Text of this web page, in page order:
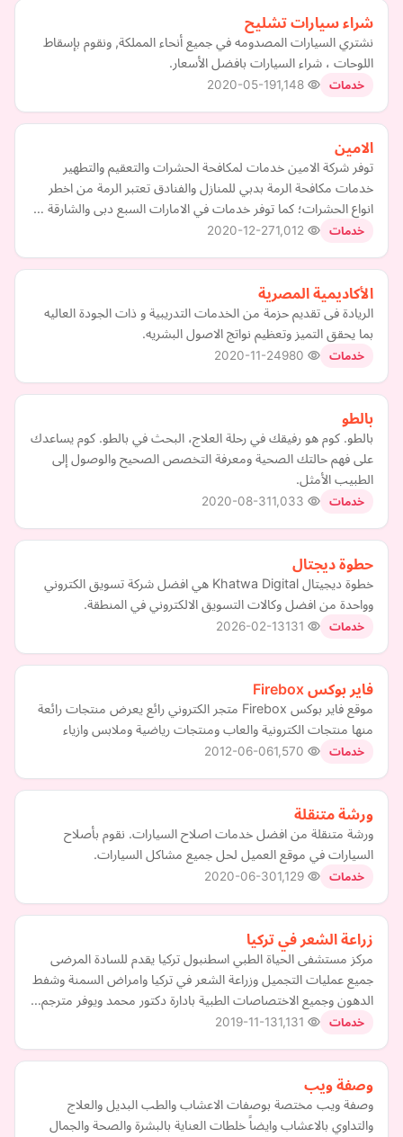
شراء سيارات تشليح
نشتري السيارات المصدومه في جميع أنحاء المملكة, ونقوم بإسقاط
اللوحات ، شراء السيارات بافضل الأسعار.
خدمات 2020-05-19
الامين
توفر شركة الامين خدمات لمكافحة الحشرات والتعقيم والتطهير
خدمات مكافحة الرمة بدبي للمنازل والفنادق تعتبر الرمة من اخطر
انواع الحشرات؛ كما توفر خدمات في الامارات السبع دبى والشارقة …
خدمات 2020-12-27
الأكاديمية المصرية
الريادة فى تقديم حزمة من الخدمات التدريبية و ذات الجودة العاليه
بما يحقق التميز وتعظيم نواتج الاصول البشريه.
خدمات 2020-11-24
بالطو
بالطو. كوم هو رفيقك في رحلة العلاج، البحث في بالطو. كوم يساعدك
على فهم حالتك الصحية ومعرفة التخصص الصحيح والوصول إلى
الطبيب الأمثل.
خدمات 2020-08-31
حطوة ديجتال
خطوة ديجيتال Khatwa Digital هي افضل شركة تسويق الكتروني
وواحدة من افضل وكالات التسويق الالكتروني في المنطقة.
خدمات 2026-02-13
فاير بوكس Firebox
موقع فاير بوكس Firebox متجر الكتروني رائع يعرض منتجات رائعة
منها منتجات الكترونية والعاب ومنتجات رياضية وملابس وازياء
خدمات 2012-06-06
ورشة متنقلة
ورشة متنقلة من افضل خدمات اصلاح السيارات. نقوم بأصلاح
السيارات في موقع العميل لحل جميع مشاكل السيارات.
خدمات 2020-06-30
زراعة الشعر في تركيا
مركز مستشفى الحياة الطبي اسطنبول تركيا يقدم للسادة المرضى
جميع عمليات التجميل وزراعة الشعر في تركيا وامراض السمنة وشفط
الدهون وجميع الاختصاصات الطبية بادارة دكتور محمد ويوفر مترجم…
خدمات 2019-11-13
وصفة ويب
وصفة ويب مختصة بوصفات الاعشاب والطب البديل والعلاج
والتداوي بالاعشاب وايضاً خلطات العناية بالبشرة والصحة والجمال